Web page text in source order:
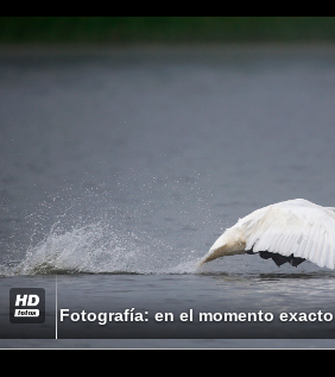
Fotografía: en el momento exacto